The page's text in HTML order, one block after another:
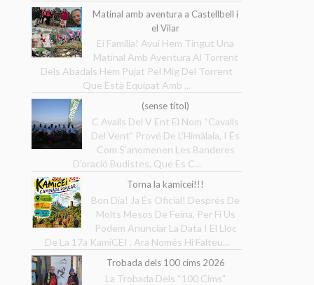
Matinal amb aventura a Castellbell i
el Vilar
Ei Família! Avui Hem Tingut Una
Matinal Amb Aventura Al Torrent
Dels Abadals Hem Pujat Pel Mig Del Torrent
Que Està Equipat Amb ...
(sense títol)
C Avalls Del V Ent El Nom “Cavalls
Del Vent” Prové De L’Himàlaia, I És
Com S’anomenen Les Banderes
D’oració Budistes, Que Es C...
Torna la kamicei!!!
Bon Dia! Ja És Oficial! Després De
Molts Mesos De Feina, Per Fi Us
Podem Anunciar La Data I El Lloc
De La 17a KamiCEI . Ara Només Hi Falteu...
Trobada dels 100 cims 2026
La Trobada Dels “100 Cims”